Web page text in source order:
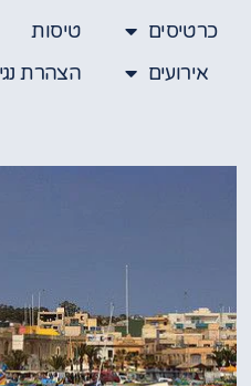
כרטיסים טיסות
אירועים הצהרת